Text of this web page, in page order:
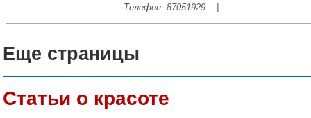
Телефон: 87051929... | ...
Еще страницы
Статьи о красоте